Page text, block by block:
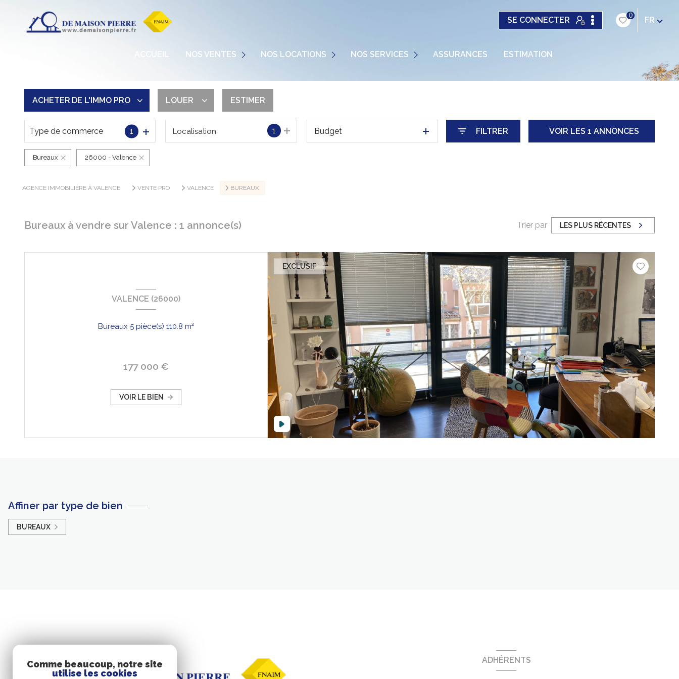
SE CONNECTER 0 FR
ACCUEIL NOS VENTES
PROGRAMMES NEUFS
NOS LOCATIONS
IMMOBILIER TRADITIONNELNOS SERVICES
SYNDIC
ASSURANCES ESTIMATION
ACHETER DE L'IMMO PRO
De l'ancien
Du neuf
De l'immo pro
LOUER
Longue durée
ESTIMER
Type de commerce 1 1
Localisation Budget FILTRER VOIR LES 1 ANNONCES
Bureaux 26000 - Valence
AGENCE IMMOBILIÈRE À VALENCE VENTE PRO VALENCE BUREAUX
Bureaux à vendre sur Valence : 1 annonce(s) Trier par LES PLUS RÉCENTES
EXCLUSIF
VALENCE (26000)
Bureaux 5 pièce(s) 110.8 m²
177 000 €
VOIR LE BIEN
Affiner par type de bien
BUREAUX
ADHÉRENTS
Comme beaucoup, notre site
utilise les cookies